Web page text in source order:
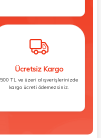
Ücretsiz Kargo
500 TL ve üzeri alışverişlerinizde
kargo ücreti ödemezsiniz.